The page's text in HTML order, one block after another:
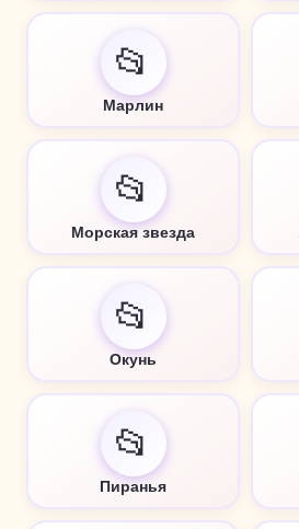
📂
Марлин
📂
Морская звезда
📂
Окунь
📂
Пиранья